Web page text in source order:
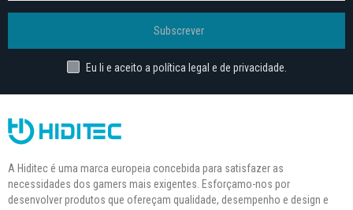
Subscrever
Eu li e aceito a política legal e de privacidade.
A Hiditec é uma marca europeia concebida para satisfazer as
necessidades dos gamers mais exigentes. Esforçamo-nos por
desenvolver produtos que ofereçam qualidade, desempenho e design e